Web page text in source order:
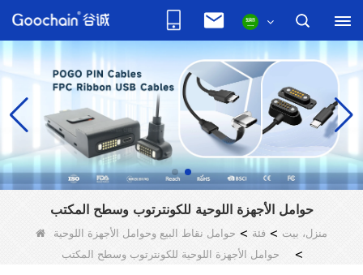
حوامل الأجهزة اللوحية للكونترتوب وسطح المكتب
منزل، بيت > فئة > حوامل نقاط البيع وحوامل الأجهزة اللوحية
>
حوامل الأجهزة اللوحية للكونترتوب وسطح المكتب